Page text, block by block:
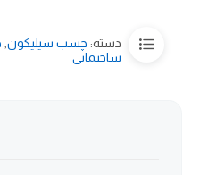
دسته: چسب سیلیکون
ساختمانی